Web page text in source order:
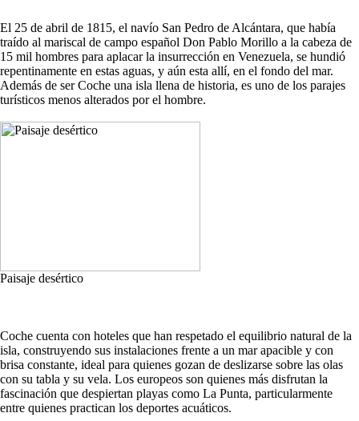
El 25 de abril de 1815, el navío San Pedro de Alcántara, que había
traído al mariscal de campo español Don Pablo Morillo a la cabeza de
15 mil hombres para aplacar la insurrección en Venezuela, se hundió
repentinamente en estas aguas, y aún esta allí, en el fondo del mar.
Además de ser Coche una isla llena de historia, es uno de los parajes
turísticos menos alterados por el hombre.
Paisaje desértico
Coche cuenta con hoteles que han respetado el equilibrio natural de la
isla, construyendo sus instalaciones frente a un mar apacible y con
brisa constante, ideal para quienes gozan de deslizarse sobre las olas
con su tabla y su vela. Los europeos son quienes más disfrutan la
fascinación que despiertan playas como La Punta, particularmente
entre quienes practican los deportes acuáticos.